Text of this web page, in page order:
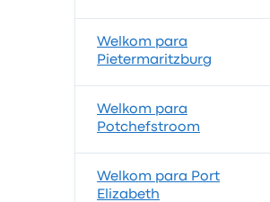
Welkom para
Pietermaritzburg
Welkom para
Potchefstroom
Welkom para Port
Elizabeth